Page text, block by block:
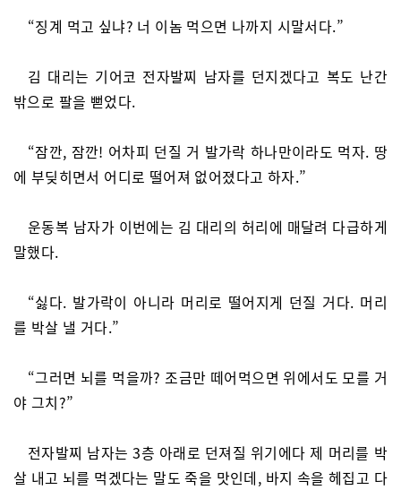
“징계 먹고 싶냐? 너 이놈 먹으면 나까지 시말서다.”
김 대리는 기어코 전자발찌 남자를 던지겠다고 복도 난간
밖으로 팔을 뻗었다.
“잠깐, 잠깐! 어차피 던질 거 발가락 하나만이라도 먹자. 땅
에 부딪히면서 어디로 떨어져 없어졌다고 하자.”
운동복 남자가 이번에는 김 대리의 허리에 매달려 다급하게
말했다.
“싫다. 발가락이 아니라 머리로 떨어지게 던질 거다. 머리
를 박살 낼 거다.”
“그러면 뇌를 먹을까? 조금만 떼어먹으면 위에서도 모를 거
야 그치?”
전자발찌 남자는 3층 아래로 던져질 위기에다 제 머리를 박
살 내고 뇌를 먹겠다는 말도 죽을 맛인데, 바지 속을 헤집고 다